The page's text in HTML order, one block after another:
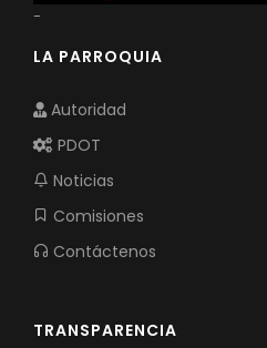
-
LA PARROQUIA
Autoridad
PDOT
Noticias
Comisiones
Contáctenos
TRANSPARENCIA